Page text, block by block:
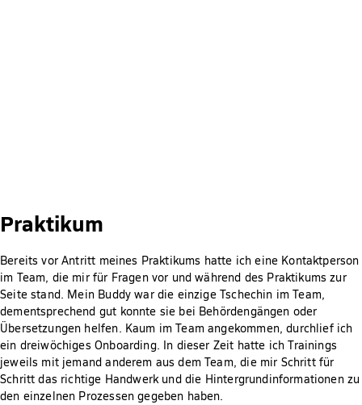
Praktikum
Bereits vor Antritt meines Praktikums hatte ich eine Kontaktperson
im Team, die mir für Fragen vor und während des Praktikums zur
Seite stand. Mein Buddy war die einzige Tschechin im Team,
dementsprechend gut konnte sie bei Behördengängen oder
Übersetzungen helfen. Kaum im Team angekommen, durchlief ich
ein dreiwöchiges Onboarding. In dieser Zeit hatte ich Trainings
jeweils mit jemand anderem aus dem Team, die mir Schritt für
Schritt das richtige Handwerk und die Hintergrundinformationen zu
den einzelnen Prozessen gegeben haben.